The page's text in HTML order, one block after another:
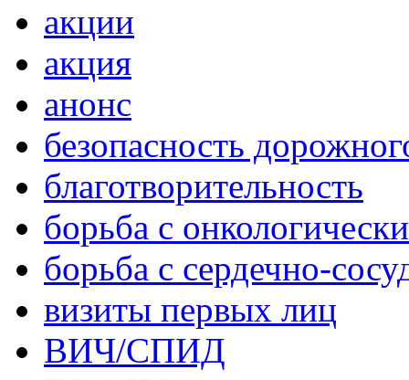
акции
акция
анонс
безопасность
благотворительность
борьба с
борьба с сердечно-
визиты первых лиц
ВИЧ/СПИД